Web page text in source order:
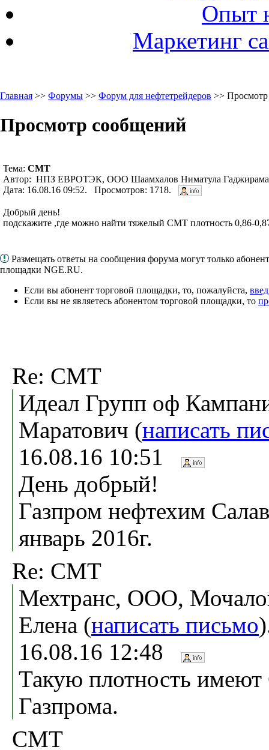
Опыт
Маркетинг
Главная >> Форумы >> Форум для нефтетрейдеров >>
Просмотр сообщений
Тема: СМТ
Автор: НПЗ ЕВРОТЭК, ООО Шаамхалов Ниматула
Дата: 16.08.16 09:52. Просмотров: 1718.
Добрый день!
подскажите ,где можно найти тяжелый СМТ плотность 0,86-
Размещать ответы на сообщения форума могут только
площадки NGE.RU.
Если вы абонент торговой площадки, то, пожалуйста,
Если вы не являетесь абонентом торговой площадки, то
Re: СМТ
Идеал Групп оф
Маратович (написать
16.08.16 10:51
День добрый!
Газпром нефтехим
январь 2016г.
Re: СМТ
Мехтранс, ООО,
Елена (написать письмо
16.08.16 12:48
Такую плотность
Газпрома.
СМТ